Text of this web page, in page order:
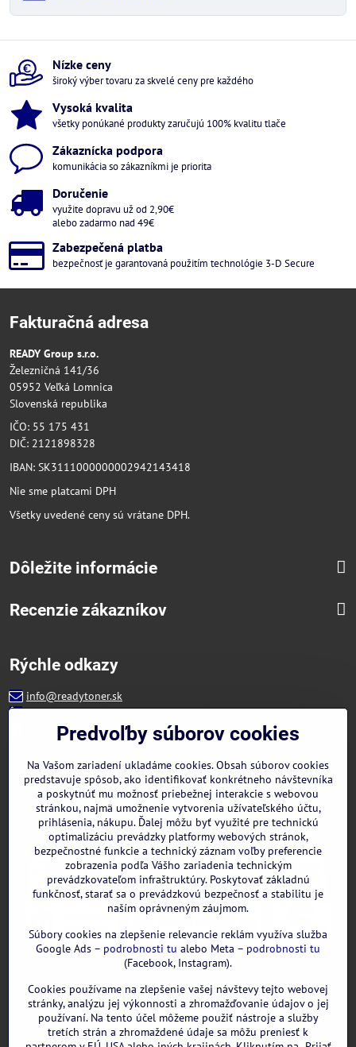
Nízke ceny
široký výber tovaru za skvelé ceny pre každého
Vysoká kvalita
všetky ponúkané produkty zaručujú 100% kvalitu tlače
Zákaznícka podpora
komunikácia so zákazníkmi je priorita
Doručenie
využite dopravu už od 2,90€
alebo zadarmo nad 49€
Zabezpečená platba
bezpečnosť je garantovaná použitím technológie 3-D Secure
Fakturačná adresa
READY Group s.r.o.
Železničná 141/36
05952 Veľká Lomnica
Slovenská republika
IČO: 55 175 431
DIČ: 2121898328
IBAN: SK3111000000002942143418
Nie sme platcami DPH
Všetky uvedené ceny sú vrátane DPH.
Dôležite informácie
Recenzie zákazníkov
Rýchle odkazy
info@readytoner.sk
+421 944 322 536 (PO-PIA: 09:00- 15:00)
Facebook
WhatsApp
GOOGLE recenzie:
Predvoľby súborov cookies
Na Vašom zariadení ukladáme cookies. Obsah súborov cookies
predstavuje spôsob, ako identifikovať konkrétneho návštevníka
a poskytnúť mu možnosť priebežnej interakcie s webovou
stránkou, najmä umožnenie vytvorenia užívateľského účtu,
prihlásenia, nákupu. Ďalej môžu byť využité pre technickú
optimalizáciu prevádzky platformy webových stránok,
bezpečnostné funkcie a technický záznam voľby preferencie
zobrazenia podľa Vášho zariadenia technickým
prevádzkovateľom infraštruktúry. Poskytovať základnú
funkčnosť, starať sa o prevádzkovú bezpečnosť a stabilitu je
naším oprávneným záujmom.
Súbory cookies na zlepšenie relevancie reklám využíva služba
Google Ads – podrobnosti tu alebo Meta – podrobnosti tu
(Facebook, Instagram).
Cookies používame na zlepšenie vašej návštevy tejto webovej
stránky, analýzu jej výkonnosti a zhromažďovanie údajov o jej
používaní. Na tento účel môžeme použiť nástroje a služby
tretích strán a zhromaždené údaje sa môžu preniesť k